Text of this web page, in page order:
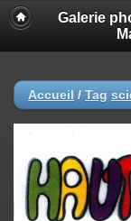
Galerie
Accueil / Tag